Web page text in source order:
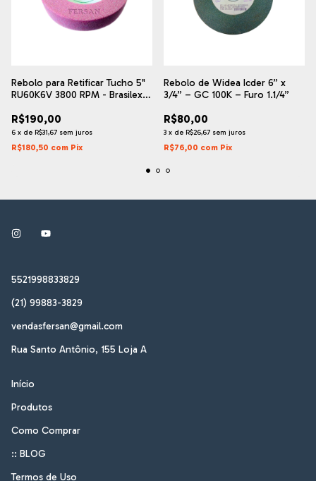
Rebolo para Retificar Tucho 5"
RU60K6V 3800 RPM - Brasilex -
R$190,00
6 x de R$31,67 sem juros
R$180,50 com Pix
Rebolo de Widea Icder 6” x
3/4” – GC 100K – Furo 1.1/4”
R$80,00
3 x de R$26,67 sem juros
R$76,00 com Pix
5521998833829
(21) 99883-3829
vendasfersan@gmail.com
Rua Santo Antônio, 155 Loja A
Início
Produtos
Como Comprar
:: BLOG
Termos de Uso